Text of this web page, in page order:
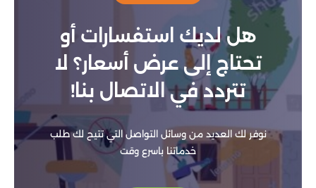
هل لديك استفسارات أو
تحتاج إلى عرض أسعار؟ لا
تتردد في الاتصال بنا!
نوفر لك العديد من وسائل التواصل التي تتيح لك طلب
خدماتنا باسرع وقت